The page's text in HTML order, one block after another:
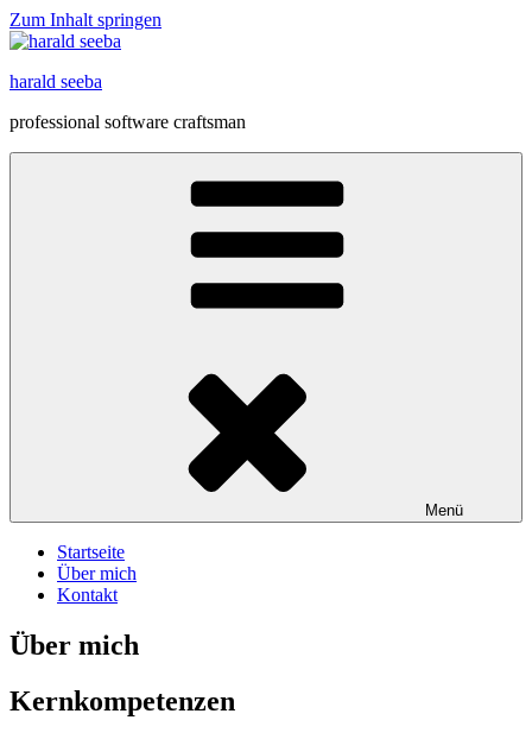
Zum Inhalt springen
harald seeba
professional software craftsman
Menü
Startseite
Über mich
Kontakt
Über mich
Kernkompetenzen